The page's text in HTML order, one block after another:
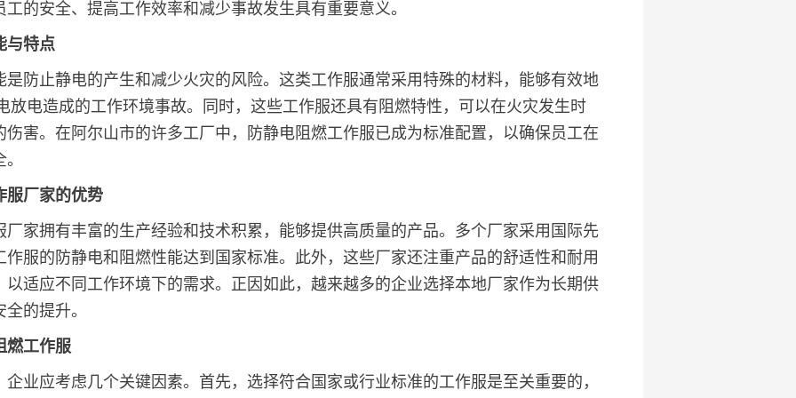
的安全、提高工作效率和减少事故发生具有重要意义。
与特点
防止静电的产生和减少火灾的风险。这类工作服通常采用特殊的材料，能够有效地
放电造成的工作环境事故。同时，这些工作服还具有阻燃特性，可以在火灾发生时
害。在阿尔山市的许多工厂中，防静电阻燃工作服已成为标准配置，以确保员工在
服厂家的优势
家拥有丰富的生产经验和技术积累，能够提供高质量的产品。多个厂家采用国际先
服的防静电和阻燃性能达到国家标准。此外，这些厂家还注重产品的舒适性和耐用
适应不同工作环境下的需求。正因如此，越来越多的企业选择本地厂家作为长期供
的提升。
燃工作服
业应考虑几个关键因素。首先，选择符合国家或行业标准的工作服是至关重要的，